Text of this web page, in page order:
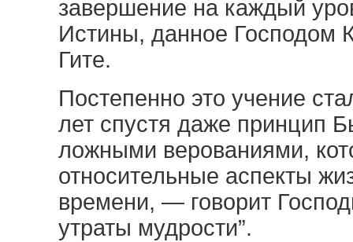
завершение на каждый
Истины, данное Господом
Гите.
Постепенно это учение
лет спустя даже принцип
ложными верованиями,
относительные аспекты
времени, — говорит
утраты мудрости”.